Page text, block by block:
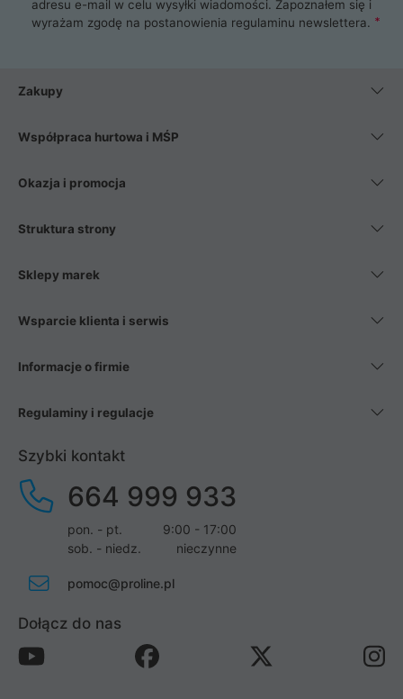
Poza komputerami mamy również najlepsze na rynku
Smartfony takich producentów jak Xiaomi, Apple, Samsung i
wentylatory. Na koniec mając już to wszystko, możesz
adresu e-mail w celu wysyłki wiadomości. Zapoznałem się i
wyrażam zgodę na postanowienia regulaminu newslettera.
Zakupy
Współpraca hurtowa i MŚP
Okazja i promocja
Struktura strony
Sklepy marek
Wsparcie klienta i serwis
Informacje o firmie
Regulaminy i regulacje
Szybki kontakt
664 999 933
pon. - pt.
9:00 - 17:00
sob. - niedz.
nieczynne
pomoc@proline.pl
Dołącz do nas